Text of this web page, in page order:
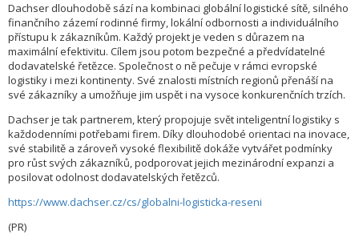
Dachser dlouhodobě sází na kombinaci globální logistické sítě, silného
finančního zázemí rodinné firmy, lokální odbornosti a individuálního
přístupu k zákazníkům. Každý projekt je veden s důrazem na
maximální efektivitu. Cílem jsou potom bezpečné a předvídatelné
dodavatelské řetězce. Společnost o ně pečuje v rámci evropské
logistiky i mezi kontinenty. Své znalosti místních regionů přenáší na
své zákazníky a umožňuje jim uspět i na vysoce konkurenčních trzích.
Dachser je tak partnerem, který propojuje svět inteligentní logistiky s
každodenními potřebami firem. Díky dlouhodobé orientaci na inovace,
své stabilitě a zároveň vysoké flexibilitě dokáže vytvářet podmínky
pro růst svých zákazníků, podporovat jejich mezinárodní expanzi a
posilovat odolnost dodavatelských řetězců.
https://www.dachser.cz/cs/globalni-logisticka-reseni
(PR)